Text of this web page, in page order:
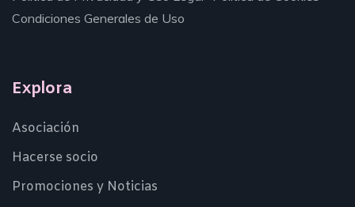
Condiciones Generales de Uso
Explora
Asociación
Hacerse socio
Promociones y Noticias